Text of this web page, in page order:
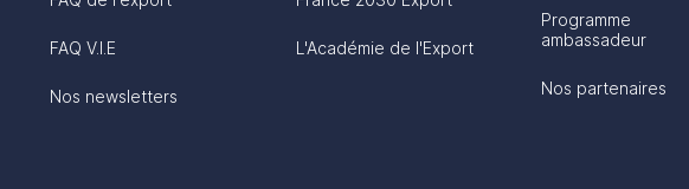
FAQ V.I.E
Nos newsletters
L'Académie de l'Export
Programme
ambassadeur
Nos partenaires